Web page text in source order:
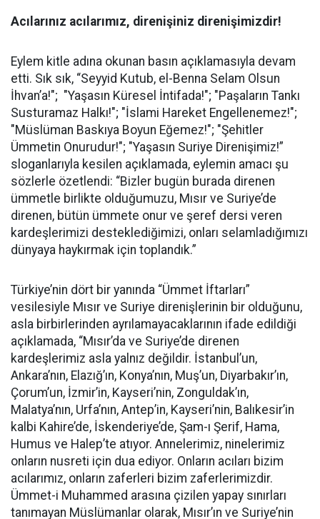
Acılarınız acılarımız, direnişiniz direnişimizdir!
Eylem kitle adına okunan basın açıklamasıyla devam
etti. Sık sık, “Seyyid Kutub, el-Benna Selam Olsun
İhvan’a!"; "Yaşasın Küresel İntifada!"; "Paşaların Tankı
Susturamaz Halkı!"; "İslami Hareket Engellenemez!";
"Müslüman Baskıya Boyun Eğemez!"; "Şehitler
Ümmetin Onurudur!"; "Yaşasın Suriye Direnişimiz!”
sloganlarıyla kesilen açıklamada, eylemin amacı şu
sözlerle özetlendi: “Bizler bugün burada direnen
ümmetle birlikte olduğumuzu, Mısır ve Suriye’de
direnen, bütün ümmete onur ve şeref dersi veren
kardeşlerimizi desteklediğimizi, onları selamladığımızı
dünyaya haykırmak için toplandık.”
Türkiye’nin dört bir yanında “Ümmet İftarları”
vesilesiyle Mısır ve Suriye direnişlerinin bir olduğunu,
asla birbirlerinden ayrılamayacaklarının ifade edildiği
açıklamada, “Mısır’da ve Suriye’de direnen
kardeşlerimiz asla yalnız değildir. İstanbul’un,
Ankara’nın, Elazığ’ın, Konya’nın, Muş’un, Diyarbakır’ın,
Çorum’un, İzmir’in, Kayseri’nin, Zonguldak’ın,
Malatya’nın, Urfa’nın, Antep’in, Kayseri’nin, Balıkesir’in
kalbi Kahire’de, İskenderiye’de, Şam-ı Şerif, Hama,
Humus ve Halep’te atıyor. Annelerimiz, ninelerimiz
onların nusreti için dua ediyor. Onların acıları bizim
acılarımız, onların zaferleri bizim zaferlerimizdir.
Ümmet-i Muhammed arasına çizilen yapay sınırları
tanımayan Müslümanlar olarak, Mısır’ın ve Suriye’nin